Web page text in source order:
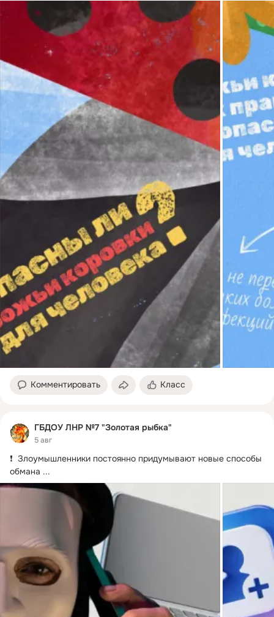
Комментировать Класс
ГБДОУ ЛНР №7 "Золотая рыбка"
5 авг
❗️  Злоумышленники постоянно придумывают новые способы
обмана ...